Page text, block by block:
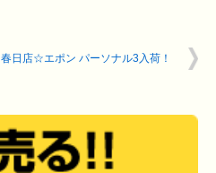
春日店☆エポン パーソナル3入荷！